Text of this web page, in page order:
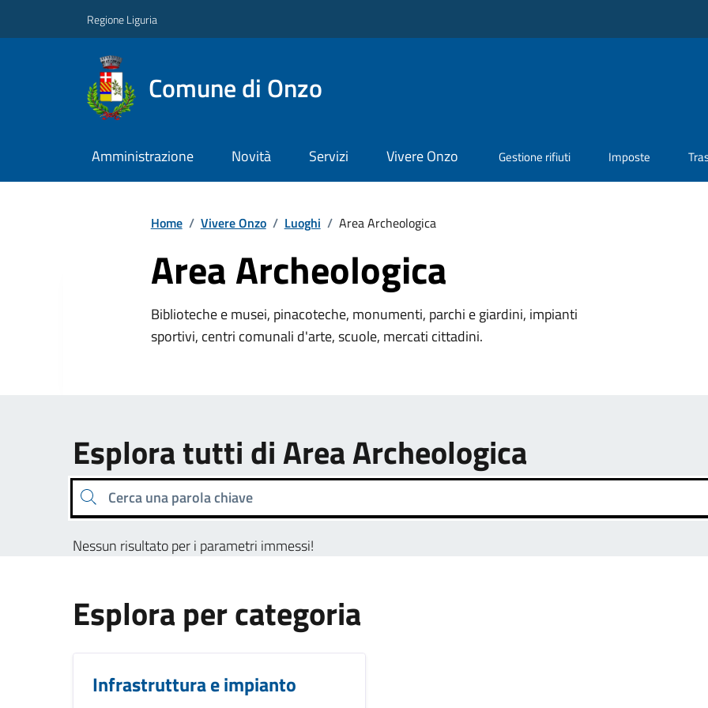
Regione Liguria
Comune di Onzo
Amministrazione Novità Servizi Vivere Onzo Gestione rifiuti Imposte
Home / Vivere Onzo / Luoghi / Area Archeologica
Area Archeologica
Biblioteche e musei, pinacoteche, monumenti, parchi e giardini, impianti
sportivi, centri comunali d'arte, scuole, mercati cittadini.
Esplora tutti di Area Archeologica
Cerca una parola chiave
Nessun risultato per i parametri immessi!
Esplora per categoria
Infrastruttura e impianto